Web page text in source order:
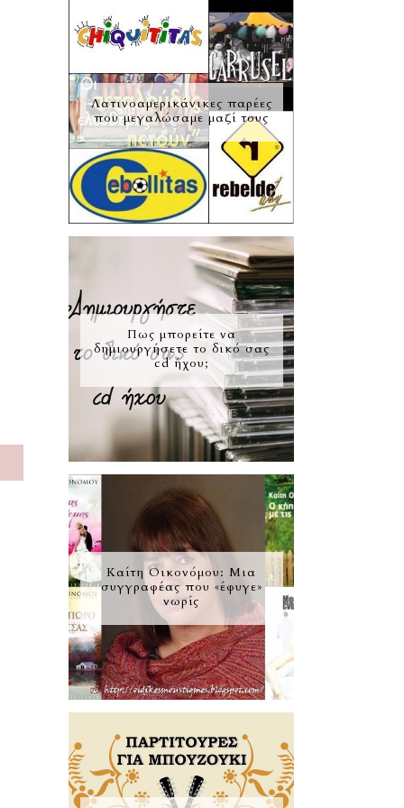
Λατινοαμερικάνικες παρέες
που μεγαλώσαμε μαζί τους
Πως μπορείτε να
δημιουργήσετε το δικό σας
cd ήχου;
Καίτη Οικονόμου: Μια
συγγραφέας που «έφυγε»
νωρίς